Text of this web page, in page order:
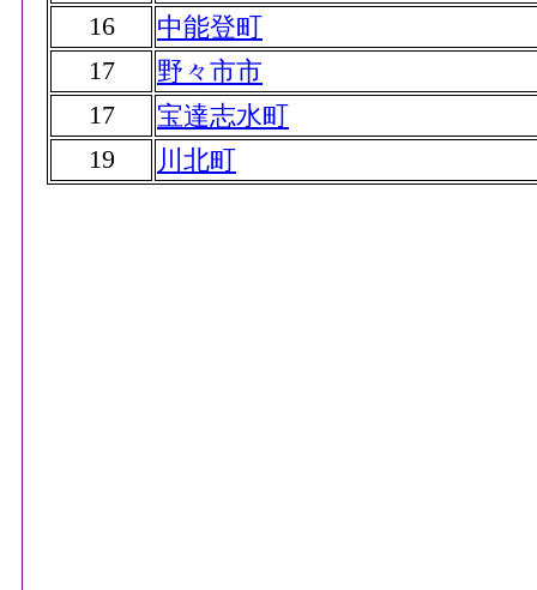
16
中能登町
17
野々市市
17
宝達志水町
19
川北町